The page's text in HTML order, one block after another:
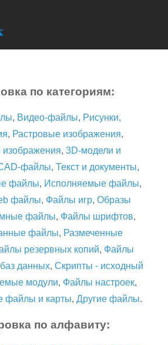
по категориям:
, Видео-файлы, Рисунки,
, Растровые изображения,
изображения, 3D-модели и
файлы, Текст и документы,
файлы, Исполняемые файлы,
файлы, Файлы игр, Образы
файлы, Файлы шрифтов,
файлы, Размеченные
резервных копий, Файлы
данных, Скрипты - исходный
модули, Файлы настроек,
файлы и карты, Другие файлы.
по алфавиту: